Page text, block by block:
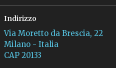
Indirizzo
Via Moretto da Brescia, 22
Milano - Italia
CAP 20133